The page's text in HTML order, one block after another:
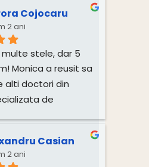
al tratamentului.
mele care
grave, și-a
în mai puțin de
ce este
Cealaltă unghie
de recuperat
de spațiu
dar doamna
explicat asta
Cojocaru
2 ani
stele, dar 5
Monica a reusit sa
alti doctori din
de
Pe langa faptul
curat si
Monica stie sa
Casian
2 ani